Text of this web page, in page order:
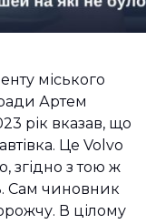
міського
Артем
рік вказав, що
Це Volvo
згідно з тою ж
Сам чиновник
В цілому